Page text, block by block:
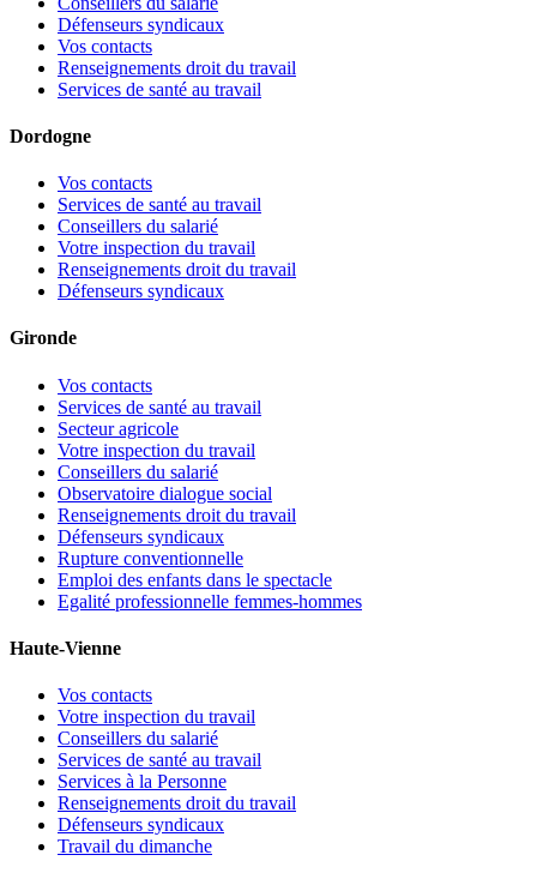
Défenseurs syndicaux
Vos contacts
Renseignements droit du travail
Services de santé au travail
Dordogne
Vos contacts
Services de santé au travail
Conseillers du salarié
Votre inspection du travail
Renseignements droit du travail
Défenseurs syndicaux
Gironde
Vos contacts
Services de santé au travail
Secteur agricole
Votre inspection du travail
Conseillers du salarié
Observatoire dialogue social
Renseignements droit du travail
Défenseurs syndicaux
Rupture conventionnelle
Emploi des enfants dans le spectacle
Egalité professionnelle femmes-hommes
Haute-Vienne
Vos contacts
Votre inspection du travail
Conseillers du salarié
Services de santé au travail
Services à la Personne
Renseignements droit du travail
Défenseurs syndicaux
Travail du dimanche